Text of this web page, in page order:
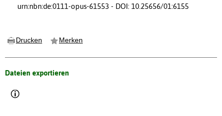
urn:nbn:de:0111-opus-61553 - DOI: 10.25656/01:6155
Drucken Merken
Dateien exportieren